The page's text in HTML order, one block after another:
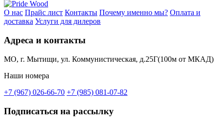
О нас Прайс лист Контакты Почему именно мы? Оплата и
доставка Услуги для дилеров
Адреса и контакты
МО, г. Мытищи, ул. Коммунистическая, д.25Г(100м от МКАД)
Наши номера
+7 (967) 026-66-70 +7 (985) 081-07-82
Подписаться на рассылку